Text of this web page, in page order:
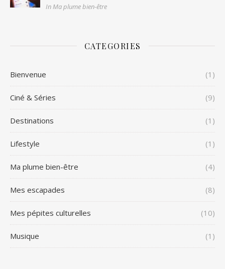
In Ma plume bien-être
CATEGORIES
Bienvenue (1)
Ciné & Séries (9)
Destinations (1)
Lifestyle (1)
Ma plume bien-être (4)
Mes escapades (8)
Mes pépites culturelles (10)
Musique (1)